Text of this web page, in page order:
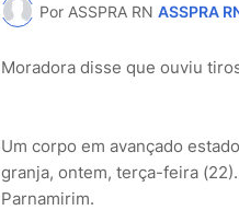
Por ASSPRA RN ASSPRA
Moradora disse que ouviu
Um corpo em avançado
granja, ontem, terça-feira
Parnamirim.